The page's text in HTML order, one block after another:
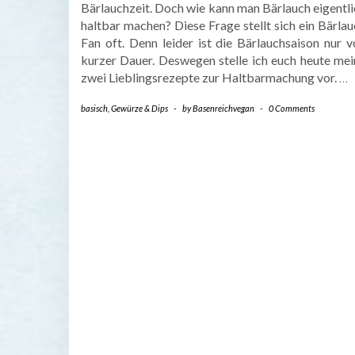
Bärlauchzeit. Doch wie kann man Bärlauch
haltbar machen? Diese Frage stellt sich ein
Fan oft. Denn leider ist die Bärlauchsaison nur
kurzer Dauer. Deswegen stelle ich euch heute
zwei Lieblingsrezepte zur Haltbarmachung vor. …
basisch Gewürze & Dips - byBasenreichvegan - 0 Comments